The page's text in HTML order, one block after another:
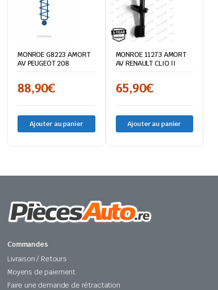
MONROE G8223 AMORT
AV PEUGEOT 208
88,90€
Ajouter au panier
MONROE 11273 AMORT
AV RENAULT CLIO II
65,90€
Ajouter au panier
Commandes
Livraison / Retours
Moyens de paiement
Faire une demande de rétractation